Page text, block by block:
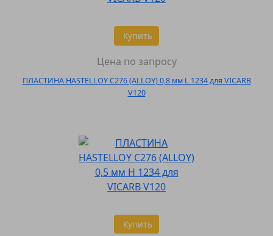
Купить
Цена по запросу
ПЛАСТИНА HASTELLOY C276 (ALLOY) 0,8 мм L 1234 для VICARB
V120
Купить